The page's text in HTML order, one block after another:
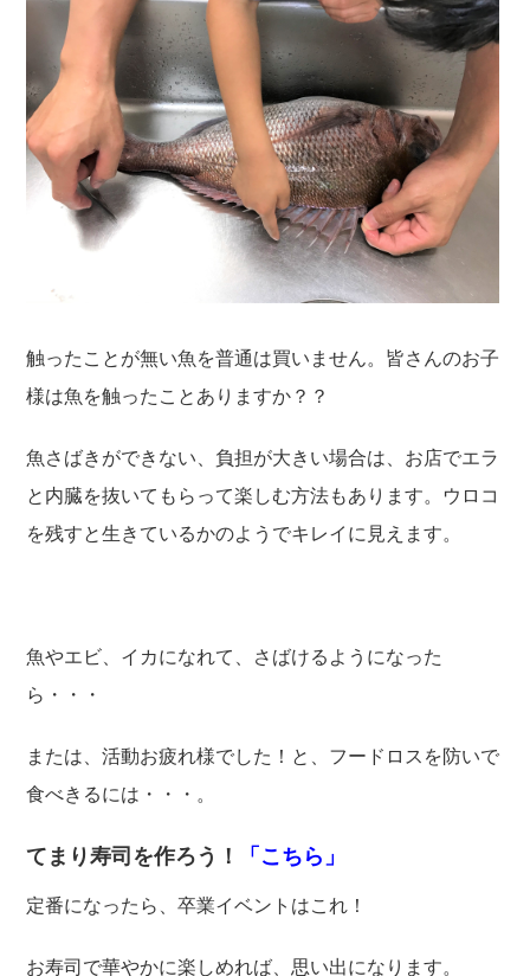
触ったことが無い魚を普通は買いません。皆さんのお子
様は魚を触ったことありますか？？
魚さばきができない、負担が大きい場合は、お店でエラ
と内臓を抜いてもらって楽しむ方法もあります。ウロコ
を残すと生きているかのようでキレイに見えます。
魚やエビ、イカになれて、さばけるようになった
ら・・・
または、活動お疲れ様でした！と、フードロスを防いで
食べきるには・・・。
てまり寿司を作ろう！ 「こちら」
定番になったら、卒業イベントはこれ！
お寿司で華やかに楽しめれば、思い出になります。